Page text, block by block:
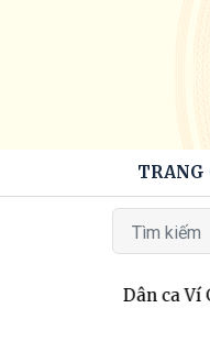
TRANG
Liên hoan Dân ca Ví